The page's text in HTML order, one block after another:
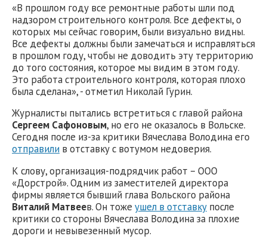
«В прошлом году все ремонтные работы шли под
надзором строительного контроля. Все дефекты, о
которых мы сейчас говорим, были визуально видны.
Все дефекты должны были замечаться и исправляться
в прошлом году, чтобы не доводить эту территорию
до того состояния, которое мы видим в этом году.
Это работа строительного контроля, которая плохо
была сделана», - отметил Николай Гурин.
Журналисты пытались встретиться с главой района
Сергеем Сафоновым, но его не оказалось в Вольске.
Сегодня после из-за критики Вячеслава Володина его
отправили в отставку с вотумом недоверия.
К слову, организация-подрядчик работ – ООО
«Дорстрой». Одним из заместителей директора
фирмы является бывший глава Вольского района
Виталий Матвеев. Он тоже ушел в отставку после
критики со стороны Вячеслава Володина за плохие
дороги и невывезенный мусор.